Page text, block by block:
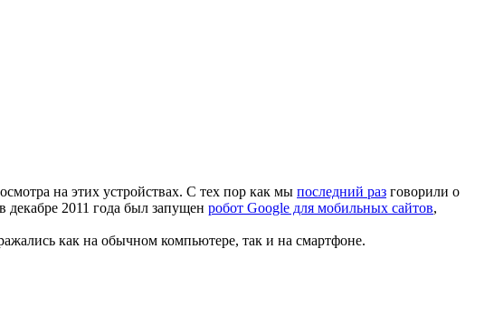
на этих устройствах. С тех пор как мы последний раз говорили о
2011 года был запущен робот Google для мобильных сайтов,
как на обычном компьютере, так и на смартфоне.